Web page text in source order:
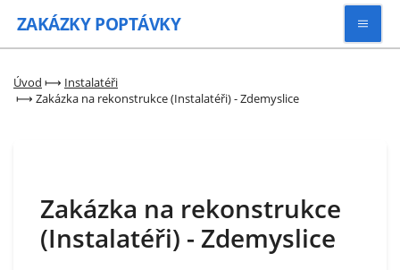
ZAKÁZKY POPTÁVKY
Zaregistrovat se
Úvod ⟼ Instalatéři
⟼ Zakázka na rekonstrukce (Instalatéři) - Zdemyslice
Zakázka na rekonstrukce
(Instalatéři) - Zdemyslice